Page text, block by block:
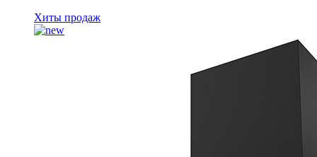
Хиты продаж